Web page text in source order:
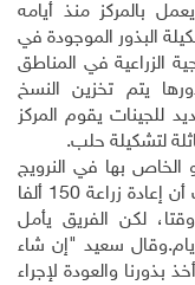
بالمركز منذ أيامه
البذور الموجودة في
الزراعية في المناطق
يتم تخزين النسخ
للجينات يقوم المركز
لتشكيلة حلب.
الخاص بها في النرويج
وقال مشلب أن إعادة زراعة 150 ألفا
لكن الفريق يأمل
سعيد "إن شاء
والعودة لإجراء